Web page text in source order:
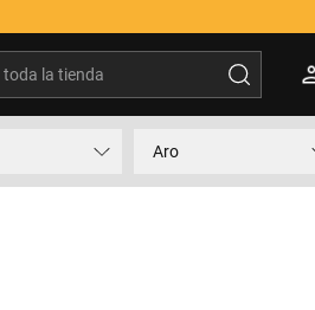
Aro